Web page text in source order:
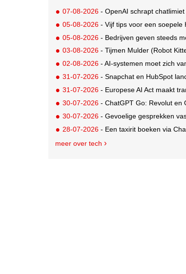
07-08-2026 - OpenAI schrapt
05-08-2026 - Vijf tips voor een soepele
05-08-2026 - Bedrijven geven steeds
03-08-2026 - Tijmen Mulder (Robot
02-08-2026 - AI-systemen moet zich
31-07-2026 - Snapchat en HubSpot
31-07-2026 - Europese AI Act maakt
30-07-2026 - ChatGPT Go: Revolut en
30-07-2026 - Gevoelige gesprekken
28-07-2026 - Een taxirit boeken via
meer over tech